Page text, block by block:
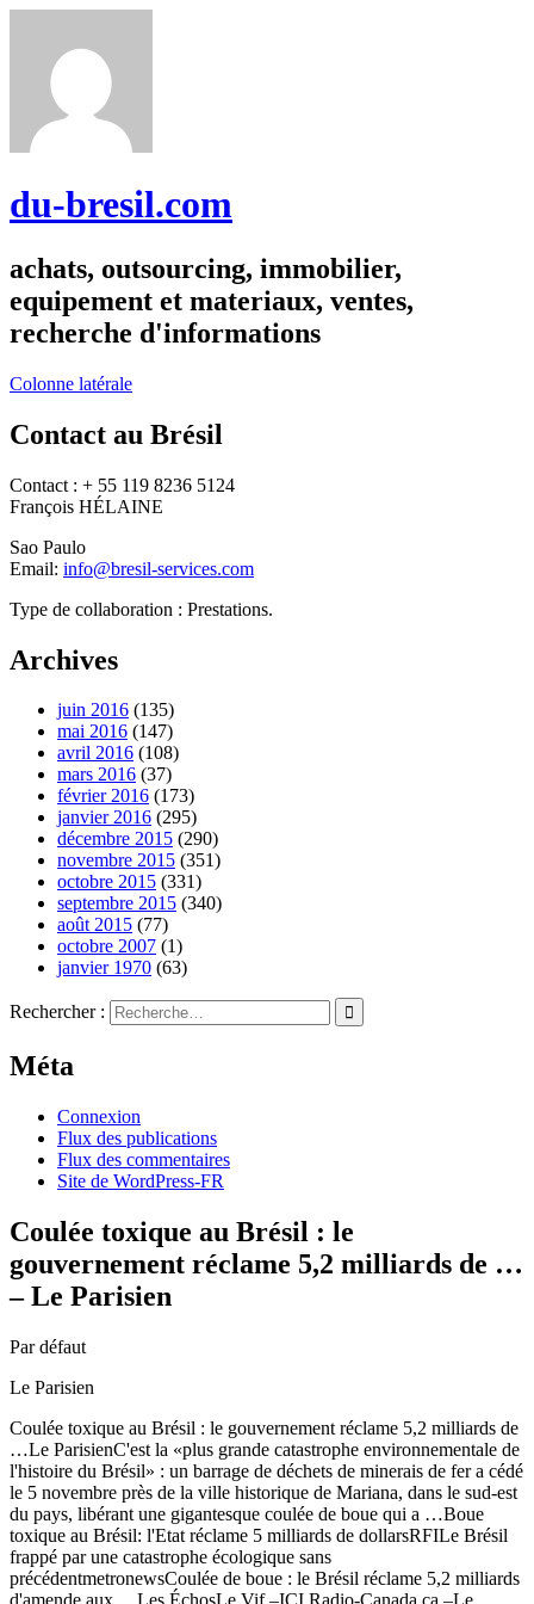
du-bresil.com
achats, outsourcing, immobilier,
equipement et materiaux, ventes,
recherche d'informations
Colonne latérale
Contact au Brésil
Contact : + 55 119 8236 5124
François HÉLAINE
Sao Paulo
Email: info@bresil-services.com
Type de collaboration : Prestations.
Archives
juin 2016 (135)
mai 2016 (147)
avril 2016 (108)
mars 2016 (37)
février 2016 (173)
janvier 2016 (295)
décembre 2015 (290)
novembre 2015 (351)
octobre 2015 (331)
septembre 2015 (340)
août 2015 (77)
octobre 2007 (1)
janvier 1970 (63)
Rechercher :
Méta
Connexion
Flux des publications
Flux des commentaires
Site de WordPress-FR
Coulée toxique au Brésil : le
gouvernement réclame 5,2 milliards de …
– Le Parisien
Par défaut
Le Parisien
Coulée toxique au Brésil : le gouvernement réclame 5,2 milliards de
…Le ParisienC'est la «plus grande catastrophe environnementale de
l'histoire du Brésil» : un barrage de déchets de minerais de fer a cédé
le 5 novembre près de la ville historique de Mariana, dans le sud-est
du pays, libérant une gigantesque coulée de boue qui a …Boue
toxique au Brésil: l'Etat réclame 5 milliards de dollarsRFILe Brésil
frappé par une catastrophe écologique sans
précédentmetronewsCoulée de boue : le Brésil réclame 5,2 milliards
d'amende aux …Les ÉchosLe Vif –ICI.Radio-Canada.ca –Le